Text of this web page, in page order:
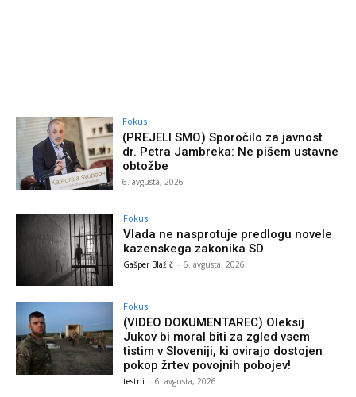
Fokus
(PREJELI SMO) Sporočilo za javnost
dr. Petra Jambreka: Ne pišem ustavne
obtožbe
6. avgusta, 2026
Fokus
Vlada ne nasprotuje predlogu novele
kazenskega zakonika SD
Gašper Blažič - 6. avgusta, 2026
Fokus
(VIDEO DOKUMENTAREC) Oleksij
Jukov bi moral biti za zgled vsem
tistim v Sloveniji, ki ovirajo dostojen
pokop žrtev povojnih pobojev!
testni - 6. avgusta, 2026